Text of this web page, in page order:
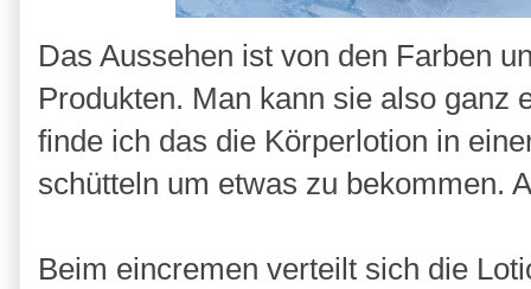
Das Aussehen ist von den Farben
Produkten. Man kann sie also ganz
finde ich das die Körperlotion in
schütteln um etwas zu bekommen.
Beim eincremen verteilt sich die